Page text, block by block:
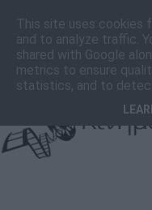
This site uses cookies
and to analyze traffic.
shared with Google
metrics to ensure
statistics, and to